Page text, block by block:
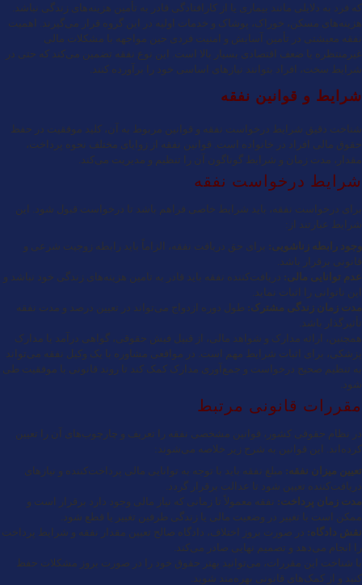
که فرد به دلایلی مانند بیماری یا از کارافتادگی قادر به تأمین هزینه‌های زندگی نباشد.
هزینه‌های مسکن، خوراک، پوشاک و خدمات اولیه در این گروه قرار می‌گیرند. اهمیت
نفقه معیشتی در تأمین آسایش و امنیت فردی حین مواجهه با مشکلات مالی
غیرمنتظره یا ضعف اقتصادی بسیار بالا است. این نوع نفقه تضمین می‌کند که حتی در
شرایط سخت، افراد بتوانند نیازهای اساسی خود را برآورده کنند.
شرایط و قوانین نفقه
شناخت دقیق شرایط درخواست نفقه و قوانین مربوط به آن، کلید موفقیت در حفظ
حقوق مالی افراد در خانواده است. قوانین نفقه از زوایای مختلف نحوه پرداخت،
مقدار، مدت زمان و شرایط گوناگون آن را تنظیم و مدیریت می‌کند.
شرایط درخواست نفقه
برای درخواست نفقه، باید شرایط خاصی فراهم باشد تا درخواست قبول شود. این
شرایط عبارتند از:
وجود رابطه زناشویی: برای حق دریافت نفقه، الزاماً باید رابطه زوجیت شرعی و
قانونی برقرار باشد.
عدم توانایی مالی: دریافت‌کننده نفقه باید قادر به تامین هزینه‌های زندگی خود نباشد و
این ناتوانی را اثبات نماید.
مدت زمان زندگی مشترک: طول دوره ازدواج می‌تواند در تعیین درصد و مدت نفقه
تأثیرگذار باشد.
همچنین، ارائه مدارک و شواهد مالی، از قبیل فیش حقوقی، گواهی درآمد یا مدارک
پزشکی، برای اثبات شرایط مهم است. در مواقعی مشاوره با یک وکیل نفقه می‌تواند
به تنظیم صحیح درخواست و جمع‌آوری مدارک کمک کند تا روند قانونی با موفقیت طی
شود.
مقررات قانونی مرتبط
در نظام حقوقی کشور، قوانین مشخصی نفقه را تعریف و چارچوب‌های آن را تعیین
کرده‌اند. این قوانین به شرح زیر خلاصه می‌شوند:
تعیین میزان نفقه: مبلغ نفقه باید با توجه به توانایی مالی پرداخت‌کننده و نیازهای
دریافت‌کننده تعیین شود تا عدالت برقرار گردد.
مدت زمان پرداخت: نفقه معمولاً تا زمانی که نیاز مالی وجود دارد برقرار است و
ممکن است با تغییر در وضعیت مالی یا زندگی طرفین تغییر یا قطع شود.
نقش دادگاه: در صورت بروز اختلاف، دادگاه صالح تعیین مقدار نفقه و شرایط پرداخت
را انجام می‌دهد و تصمیم نهایی صادر می‌کند.
با شناخت این مقررات، می‌توانید بهتر حقوق خود را در صورت بروز مشکلات حفظ
کنید و از کمک‌های قانونی بهره‌مند شوید.